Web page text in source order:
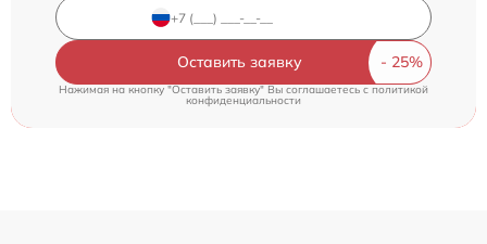
Оставить заявку
Нажимая на кнопку "Оставить заявку" Вы соглашаетесь c политикой
конфиденциальности